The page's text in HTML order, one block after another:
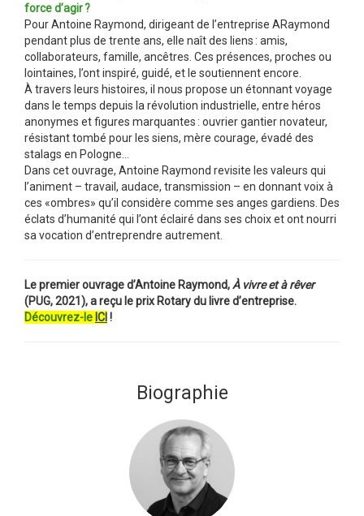
force d’agir ?
Pour Antoine Raymond, dirigeant de l’entreprise ARaymond
pendant plus de trente ans, elle naît des liens : amis,
collaborateurs, famille, ancêtres. Ces présences, proches ou
lointaines, l’ont inspiré, guidé, et le soutiennent encore.
À travers leurs histoires, il nous propose un étonnant voyage
dans le temps depuis la révolution industrielle, entre héros
anonymes et figures marquantes : ouvrier gantier novateur,
résistant tombé pour les siens, mère courage, évadé des
stalags en Pologne…
Dans cet ouvrage, Antoine Raymond revisite les valeurs qui
l’animent – travail, audace, transmission – en donnant voix à
ces «ombres» qu’il considère comme ses anges gardiens. Des
éclats d’humanité qui l’ont éclairé dans ses choix et ont nourri
sa vocation d’entreprendre autrement.
Le premier ouvrage d’Antoine Raymond,À vivre et à rêver
(PUG, 2021), a reçu le prix Rotary du livre d’entreprise.
Découvrez-le ICI !
Biographie